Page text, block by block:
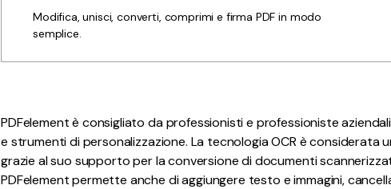
Modifica, unisci, converti, comprimi e firma PDF in modo
semplice.
PDFelement è consigliato da professionisti e professioniste
e strumenti di personalizzazione. La tecnologia OCR è considerata
grazie al suo supporto per la conversione di documenti
PDFelement permette anche di aggiungere testo e immagini,